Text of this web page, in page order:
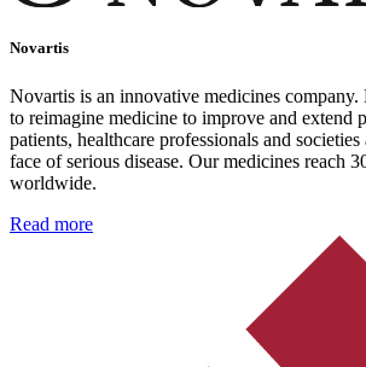
Novartis
Novartis is an innovative medicines
to reimagine medicine to improve and extend
patients, healthcare professionals and
face of serious disease. Our medicines reach
worldwide.
Read more